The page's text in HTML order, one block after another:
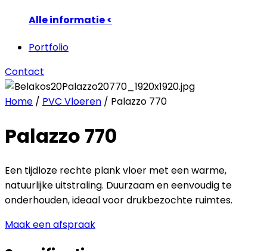
Alle informatie <
Portfolio
Contact
Home / PVC Vloeren / Palazzo 770
Palazzo 770
Een tijdloze rechte plank vloer met een warme,
natuurlijke uitstraling. Duurzaam en eenvoudig te
onderhouden, ideaal voor drukbezochte ruimtes.
Maak een afspraak